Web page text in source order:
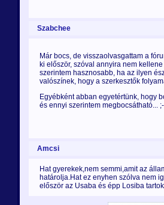
Szabchee
Már bocs, de visszaolvasgattam a
ki először, szóval annyira nem
szerintem hasznosabb, ha az ilyen
valószínek, hogy a szerkesztők
Egyébként abban egyetértünk, hogy
és ennyi szerintem megbocsátható...
Amcsi
Hat gyerekek,nem semmi,amit az
határolja.Hat ez enyhen szólva nem
először az Usaba és épp Losiba